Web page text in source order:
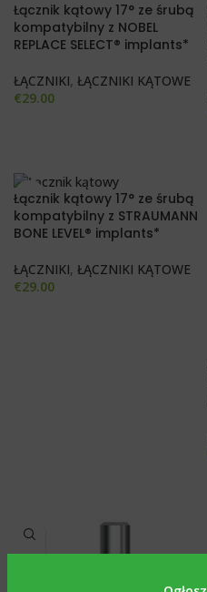
Łącznik kątowy 17° ze śrubą
kompatybilny z NOBEL
REPLACE SELECT® implants*
ŁĄCZNIKI, ŁĄCZNIKI KĄTOWE
€29.00
Łącznik kątowy 17° ze śrubą
kompatybilny z STRAUMANN
BONE LEVEL® implants*
ŁĄCZNIKI, ŁĄCZNIKI KĄTOWE
€29.00